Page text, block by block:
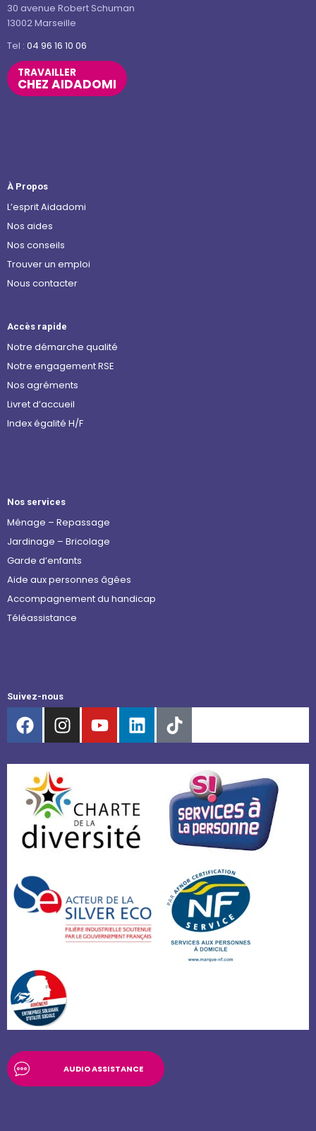
30 avenue Robert Schuman
13002 Marseille
Tel : 04 96 16 10 06
TRAVAILLER
CHEZ AIDADOMI
À Propos
L’esprit Aidadomi
Nos aides
Nos conseils
Trouver un emploi
Nous contacter
Accès rapide
Notre démarche qualité
Notre engagement RSE
Nos agréments
Livret d’accueil
Index égalité H/F
Nos services
Ménage – Repassage
Jardinage – Bricolage
Garde d’enfants
Aide aux personnes âgées
Accompagnement du handicap
Téléassistance
Suivez-nous
AUDIO ASSISTANCE